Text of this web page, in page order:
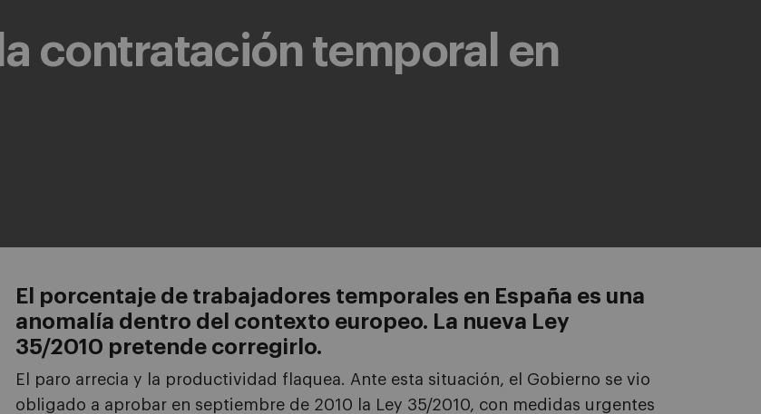
contratación temporal en
El porcentaje de trabajadores temporales en España es una
anomalía dentro del contexto europeo. La nueva Ley
35/2010 pretende corregirlo.
El paro arrecia y la productividad flaquea. Ante esta situación, el Gobierno se vio
obligado a aprobar en septiembre de 2010 la Ley 35/2010, con medidas urgentes